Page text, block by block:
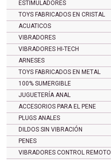
ESTIMULADORES
TOYS FABRICADOS EN CRISTAL
ACUATICOS
VIBRADORES
VIBRADORES HI-TECH
ARNESES
TOYS FABRICADOS EN METAL
100% SUMERGIBLE
JUGUETERÍA ANAL
ACCESORIOS PARA EL PENE
PLUGS ANALES
DILDOS SIN VIBRACIÓN
PENES
VIBRADORES CONTROL REMOTO